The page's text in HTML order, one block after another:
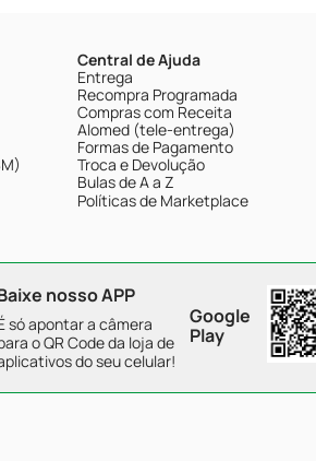
Central de Ajuda
Entrega
Recompra Programada
Compras com Receita
Alomed (tele-entrega)
Formas de Pagamento
Troca e Devolução
Bulas de A a Z
Políticas de Marketplace
nosso APP
só apontar a câmera
o QR Code da loja de
do seu celular!
Google
Play